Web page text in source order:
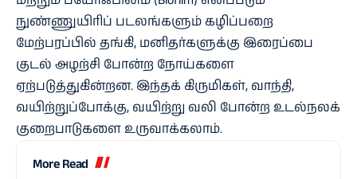
நுண்ணுயிரிப் படலங்களும் கழிப்பறை
மேற்பரப்பில் தங்கி, மனிதர்களுக்கு இரைப்பை
குடல் அழற்சி போன்ற நோய்களை
ஏற்படுத்துகின்றன. இந்தக் கிருமிகள், வாந்தி,
வயிற்றுப்போக்கு, வயிற்று வலி போன்ற உடல்நலக்
குறைபாடுகளை உருவாக்கலாம்.
More Read